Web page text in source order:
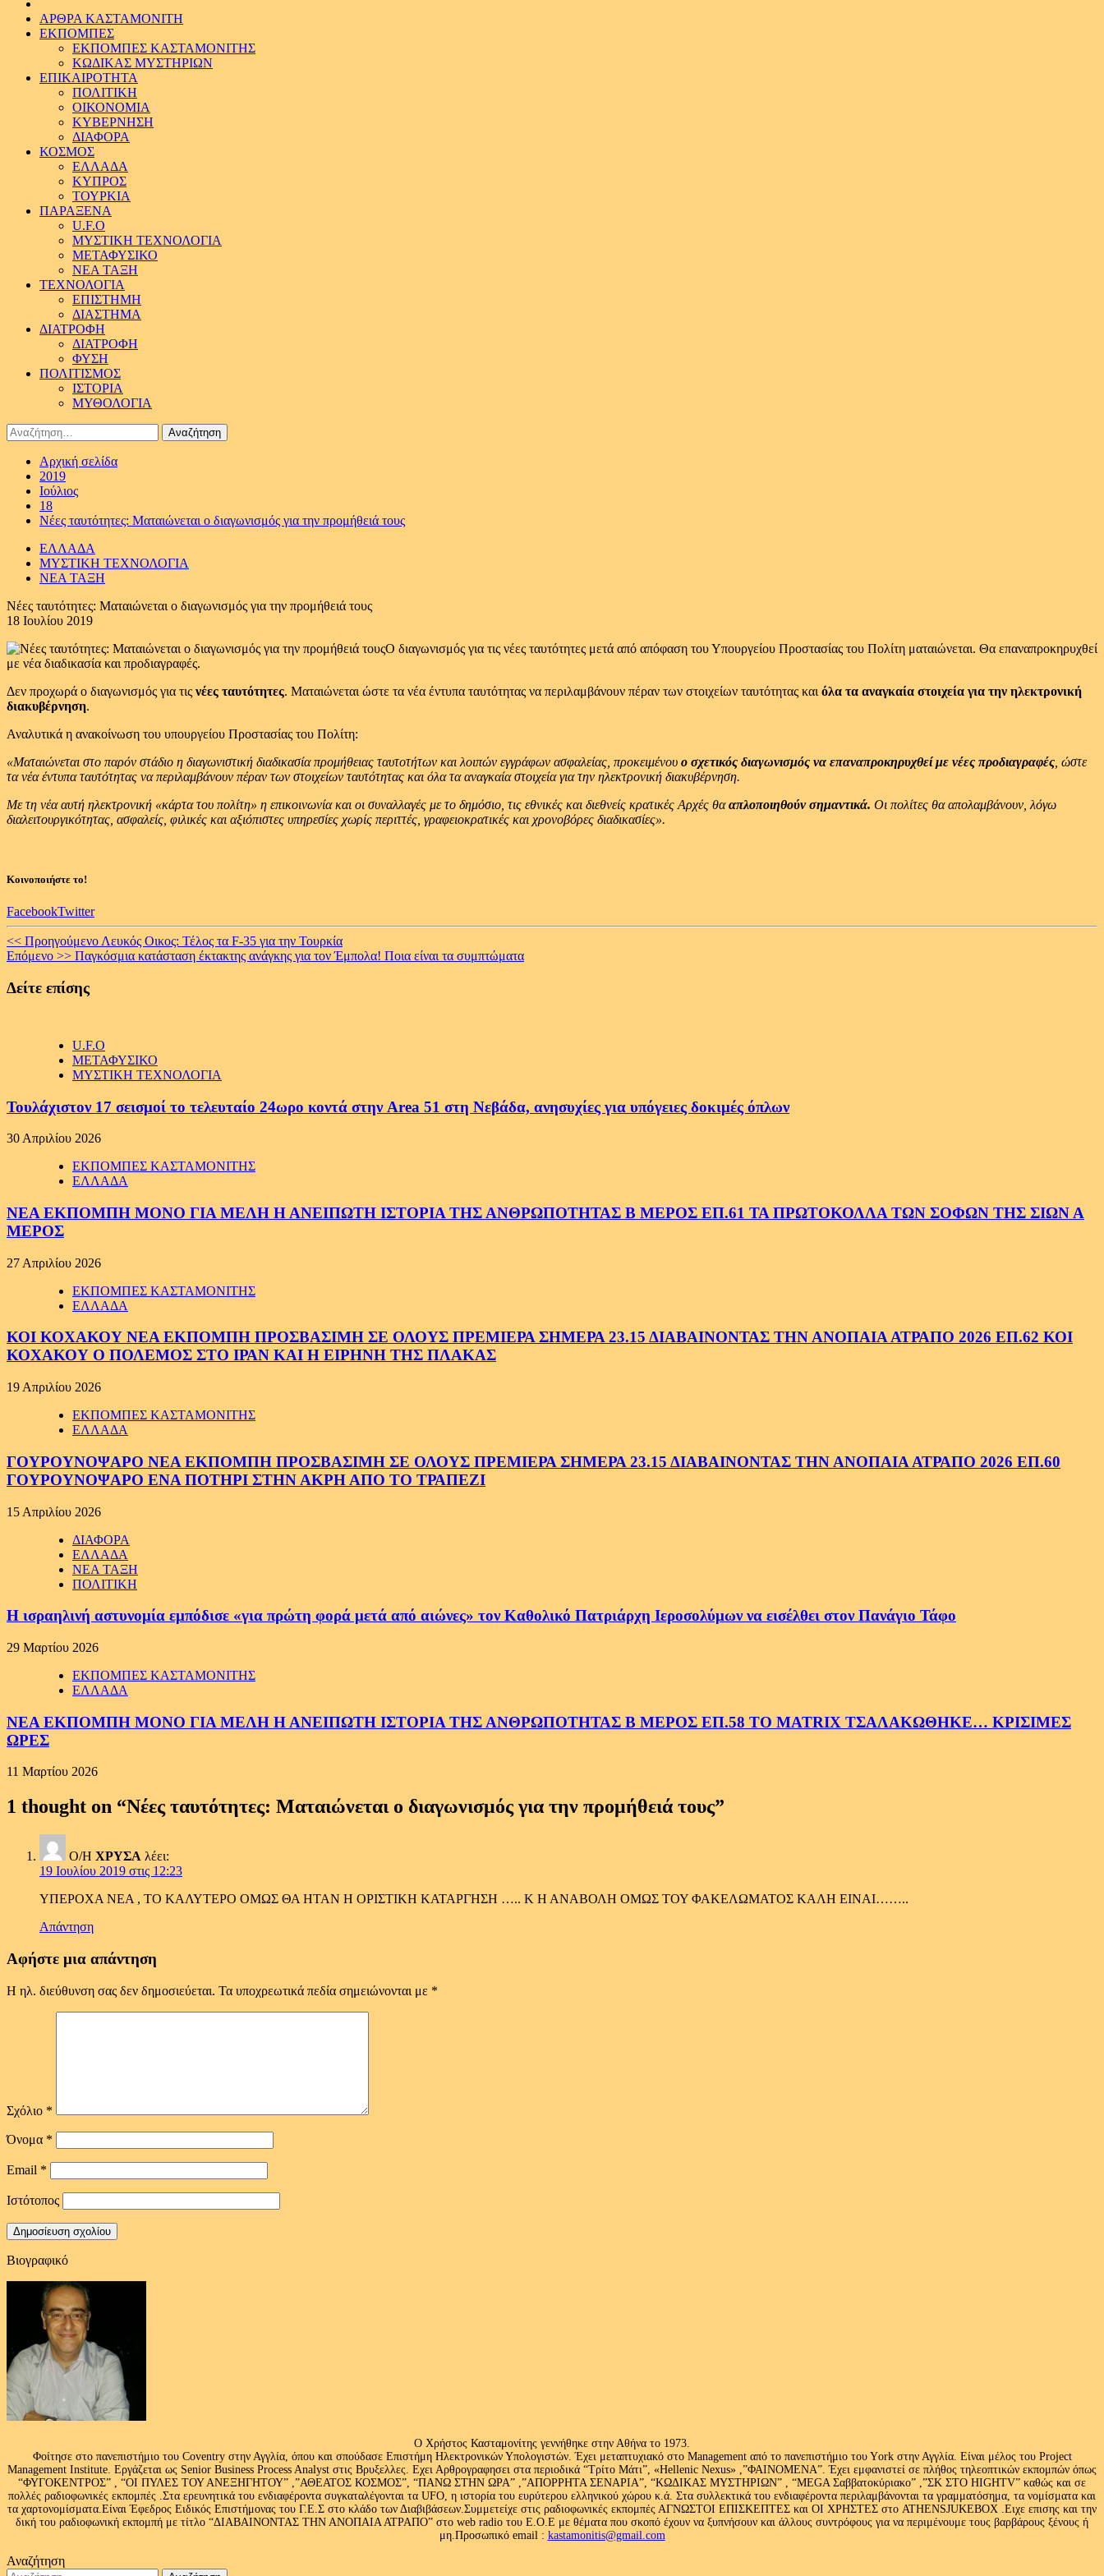
ΑΡΘΡΑ ΚΑΣΤΑΜΟΝΙΤΗ
ΕΚΠΟΜΠΕΣ
ΕΚΠΟΜΠΕΣ ΚΑΣΤΑΜΟΝΙΤΗΣ
ΚΩΔΙΚΑΣ ΜΥΣΤΗΡΙΩΝ
ΕΠΙΚΑΙΡΟΤΗΤΑ
ΠΟΛΙΤΙΚΗ
ΟΙΚΟΝΟΜΙΑ
ΚΥΒΕΡΝΗΣΗ
ΔΙΑΦΟΡΑ
ΚΟΣΜΟΣ
ΕΛΛΑΔΑ
ΚΥΠΡΟΣ
ΤΟΥΡΚΙΑ
ΠΑΡΑΞΕΝΑ
U.F.O
ΜΥΣΤΙΚΗ ΤΕΧΝΟΛΟΓΙΑ
ΜΕΤΑΦΥΣΙΚΟ
ΝΕΑ ΤΑΞΗ
ΤΕΧΝΟΛΟΓΙΑ
ΕΠΙΣΤΗΜΗ
ΔΙΑΣΤΗΜΑ
ΔΙΑΤΡΟΦΗ
ΔΙΑΤΡΟΦΗ
ΦΥΣΗ
ΠΟΛΙΤΙΣΜΟΣ
ΙΣΤΟΡΙΑ
ΜΥΘΟΛΟΓΙΑ
Αναζήτηση
για:
Αρχική σελίδα
2019
Ιούλιος
18
Νέες ταυτότητες: Ματαιώνεται ο διαγωνισμός για την προμήθειά τους
ΕΛΛΑΔΑ
ΜΥΣΤΙΚΗ ΤΕΧΝΟΛΟΓΙΑ
ΝΕΑ ΤΑΞΗ
Νέες ταυτότητες: Ματαιώνεται ο διαγωνισμός για την προμήθειά τους
18 Ιουλίου 2019
Ο διαγωνισμός για τις νέες ταυτότητες μετά από απόφαση του Υπουργείου Προστασίας του Πολίτη ματαιώνεται. Θα επαναπροκηρυχθεί
με νέα διαδικασία και προδιαγραφές.
Δεν προχωρά ο διαγωνισμός για τις νέες ταυτότητες. Ματαιώνεται ώστε τα νέα έντυπα ταυτότητας να περιλαμβάνουν πέραν των στοιχείων ταυτότητας και όλα τα αναγκαία στοιχεία για την ηλεκτρονική
διακυβέρνηση.
Αναλυτικά η ανακοίνωση του υπουργείου Προστασίας του Πολίτη:
«Ματαιώνεται στο παρόν στάδιο η διαγωνιστική διαδικασία προμήθειας ταυτοτήτων και λοιπών εγγράφων ασφαλείας, προκειμένου ο σχετικός διαγωνισμός να επαναπροκηρυχθεί με νέες προδιαγραφές , ώστε
τα νέα έντυπα ταυτότητας να περιλαμβάνουν πέραν των στοιχείων ταυτότητας και όλα τα αναγκαία στοιχεία για την ηλεκτρονική διακυβέρνηση.
Με τη νέα αυτή ηλεκτρονική «κάρτα του πολίτη» η επικοινωνία και οι συναλλαγές με το δημόσιο, τις εθνικές και διεθνείς κρατικές Αρχές θααπλοποιηθούν σημαντικά. Οι πολίτες θα απολαμβάνουν, λόγω
διαλειτουργικότητας, ασφαλείς, φιλικές και αξιόπιστες υπηρεσίες χωρίς περιττές, γραφειοκρατικές και χρονοβόρες διαδικασίες».
Κοινοποιήστε το!
FacebookTwitter
Continue
Reading
<< Προηγούμενο Λευκός Οικος: Τέλος τα F-35 για την Τουρκία
Επόμενο >> Παγκόσμια κατάσταση έκτακτης ανάγκης για τον Έμπολα! Ποια είναι τα συμπτώματα
Δείτε επίσης
U.F.O
ΜΕΤΑΦΥΣΙΚΟ
ΜΥΣΤΙΚΗ ΤΕΧΝΟΛΟΓΙΑ
Τουλάχιστον 17 σεισμοί το τελευταίο 24ωρο κοντά στην Area 51 στη Νεβάδα, ανησυχίες για υπόγειες δοκιμές όπλων
30 Απριλίου 2026
ΕΚΠΟΜΠΕΣ ΚΑΣΤΑΜΟΝΙΤΗΣ
ΕΛΛΑΔΑ
ΝΕΑ ΕΚΠΟΜΠΗ ΜΟΝΟ ΓΙΑ ΜΕΛΗ Η ΑΝΕΙΠΩΤΗ ΙΣΤΟΡΙΑ ΤΗΣ ΑΝΘΡΩΠΟΤΗΤΑΣ Β ΜΕΡΟΣ ΕΠ.61 ΤΑ ΠΡΩΤΟΚΟΛΛΑ ΤΩΝ ΣΟΦΩΝ ΤΗΣ ΣΙΩΝ Α
ΜΕΡΟΣ
27 Απριλίου 2026
ΕΚΠΟΜΠΕΣ ΚΑΣΤΑΜΟΝΙΤΗΣ
ΕΛΛΑΔΑ
ΚΟΙ ΚΟΧΑΚΟΥ ΝΕΑ ΕΚΠΟΜΠΗ ΠΡΟΣΒΑΣΙΜΗ ΣΕ ΟΛΟΥΣ ΠΡΕΜΙΕΡΑ ΣΗΜΕΡΑ 23.15 ΔΙΑΒΑΙΝΟΝΤΑΣ ΤΗΝ ΑΝΟΠΑΙΑ ΑΤΡΑΠΟ 2026 ΕΠ.62 ΚΟΙ
ΚΟΧΑΚΟΥ Ο ΠΟΛΕΜΟΣ ΣΤΟ ΙΡΑΝ ΚΑΙ Η ΕΙΡΗΝΗ ΤΗΣ ΠΛΑΚΑΣ
19 Απριλίου 2026
ΕΚΠΟΜΠΕΣ ΚΑΣΤΑΜΟΝΙΤΗΣ
ΕΛΛΑΔΑ
ΓΟΥΡΟΥΝΟΨΑΡΟ ΝΕΑ ΕΚΠΟΜΠΗ ΠΡΟΣΒΑΣΙΜΗ ΣΕ ΟΛΟΥΣ ΠΡΕΜΙΕΡΑ ΣΗΜΕΡΑ 23.15 ΔΙΑΒΑΙΝΟΝΤΑΣ ΤΗΝ ΑΝΟΠΑΙΑ ΑΤΡΑΠΟ 2026 ΕΠ.60
ΓΟΥΡΟΥΝΟΨΑΡΟ ΕΝΑ ΠΟΤΗΡΙ ΣΤΗΝ ΑΚΡΗ ΑΠΟ ΤΟ ΤΡΑΠΕΖΙ
15 Απριλίου 2026
ΔΙΑΦΟΡΑ
ΕΛΛΑΔΑ
ΝΕΑ ΤΑΞΗ
ΠΟΛΙΤΙΚΗ
Η ισραηλινή αστυνομία εμπόδισε «για πρώτη φορά μετά από αιώνες» τον Καθολικό Πατριάρχη Ιεροσολύμων να εισέλθει στον Πανάγιο Τάφο
29 Μαρτίου 2026
ΕΚΠΟΜΠΕΣ ΚΑΣΤΑΜΟΝΙΤΗΣ
ΕΛΛΑΔΑ
ΝΕΑ ΕΚΠΟΜΠΗ ΜΟΝΟ ΓΙΑ ΜΕΛΗ Η ΑΝΕΙΠΩΤΗ ΙΣΤΟΡΙΑ ΤΗΣ ΑΝΘΡΩΠΟΤΗΤΑΣ Β ΜΕΡΟΣ ΕΠ.58 ΤΟ MATRIX ΤΣΑΛΑΚΩΘΗΚΕ… ΚΡΙΣΙΜΕΣ
ΩΡΕΣ
11 Μαρτίου 2026
1 thought on “Νέες ταυτότητες: Ματαιώνεται ο διαγωνισμός για την προμήθειά τους”
Ο/Η ΧΡΥΣΑ λέει:
19 Ιουλίου 2019 στις 12:23
ΥΠΕΡΟΧΑ ΝΕΑ , ΤΟ ΚΑΛΥΤΕΡΟ ΟΜΩΣ ΘΑ ΗΤΑΝ Η ΟΡΙΣΤΙΚΗ ΚΑΤΑΡΓΗΣΗ ….. Κ Η ΑΝΑΒΟΛΗ ΟΜΩΣ ΤΟΥ ΦΑΚΕΛΩΜΑΤΟΣ ΚΑΛΗ ΕΙΝΑΙ……..
Απάντηση
Αφήστε μια απάντηση
Η ηλ. διεύθυνση σας δεν δημοσιεύεται. Τα υποχρεωτικά πεδία σημειώνονται με *
Σχόλιο *
Όνομα *
Email *
Ιστότοπος
Βιογραφικό
Ο Χρήστος Κασταμονίτης γεννήθηκε στην Αθήνα το 1973.
Φοίτησε στο πανεπιστήμιο του Coventry στην Αγγλία, όπου και σπούδασε Επιστήμη Ηλεκτρονικών Υπολογιστών. Έχει μεταπτυχιακό στο Management από το πανεπιστήμιο του Υork στην Αγγλία. Είναι μέλος του Project
Management Institute. Εργάζεται ως Senior Business Process Analyst στις Βρυξελλες. Εχει Αρθρογραφησει στα περιοδικά “Τρίτο Μάτι”, «Hellenic Nexus» ,”ΦΑΙΝΟΜΕΝΑ”. Έχει εμφανιστεί σε πλήθος τηλεοπτικών εκπομπών όπως
“ΦΥΓΟΚΕΝΤΡΟΣ” , “ΟΙ ΠΥΛΕΣ ΤΟΥ ΑΝΕΞΗΓΗΤΟΥ” ,”ΑΘΕΑΤΟΣ ΚΟΣΜΟΣ”, “ΠΑΝΩ ΣΤΗΝ ΩΡΑ” ,”ΑΠΟΡΡΗΤΑ ΣΕΝΑΡΙΑ”, “ΚΩΔΙΚΑΣ ΜΥΣΤΗΡΙΩΝ” , “MEGA Σαββατοκύριακο” ,”ΣΚ ΣΤΟ HIGHTV” καθώς και σε
πολλές ραδιοφωνικές εκπομπές .Στα ερευνητικά του ενδιαφέροντα συγκαταλέγονται τα UFO, η ιστορία του ευρύτερου ελληνικού χώρου κ.ά. Στα συλλεκτικά του ενδιαφέροντα περιλαμβάνονται τα γραμματόσημα, τα νομίσματα και
τα χαρτονομίσματα.Είναι Έφεδρος Ειδικός Επιστήμονας του Γ.Ε.Σ στο κλάδο των Διαβιβάσεων.Συμμετείχε στις ραδιοφωνικές εκπομπές ΑΓΝΩΣΤΟΙ ΕΠΙΣΚΕΠΤΕΣ και ΟΙ ΧΡΗΣΤΕΣ στο ATHENSJUKEBOX .Ειχε επισης και την
δική του ραδιοφωνική εκπομπή με τίτλο “ΔΙΑΒΑΙΝΟΝΤΑΣ ΤΗΝ ΑΝΟΠΑΙΑ ΑΤΡΑΠΟ” στο web radio του Ε.Ο.Ε με θέματα που σκοπό έχουν να ξυπνήσουν και άλλους συντρόφους για να περιμένουμε τους βαρβάρους ξένους ή
μη.Προσωπικό email : kastamonitis@gmail.com
Αναζήτηση